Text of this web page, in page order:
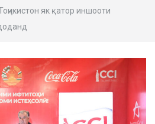
як қатор иншооти